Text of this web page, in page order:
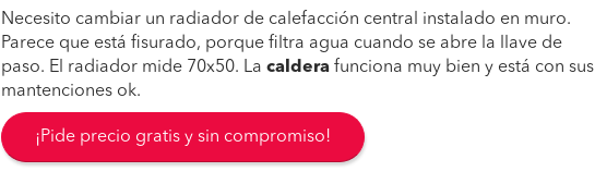
Necesito cambiar un radiador de calefacción central instalado en muro.
Parece que está fisurado, porque filtra agua cuando se abre la llave de
paso. El radiador mide 70x50. La caldera funciona muy bien y está con sus
mantenciones ok.
¡Pide precio gratis y sin compromiso!